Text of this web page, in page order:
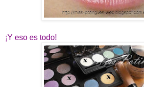
¡Y eso es todo!